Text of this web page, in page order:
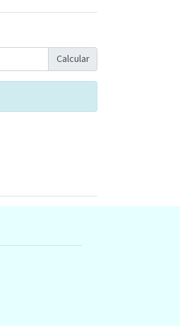
Calcular